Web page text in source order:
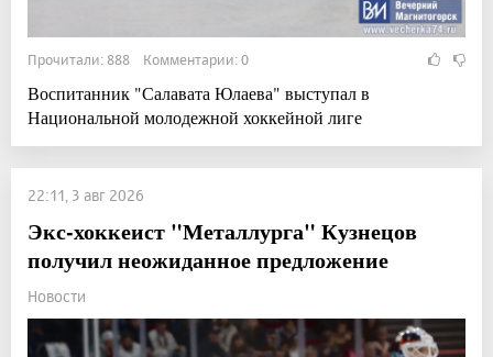
Прочитали: 888 Комментарии: 0
Воспитанник "Салавата Юлаева" выступал в
Национальной молодежной хоккейной лиге
22:11, 3 авг 2026
Экс-хоккеист "Металлурга" Кузнецов
получил неожиданное предложение
Новости